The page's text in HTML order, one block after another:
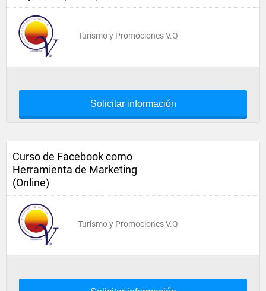
Turismo y Promociones V.Q
Solicitar información
Curso de Facebook como
Herramienta de Marketing
(Online)
Turismo y Promociones V.Q